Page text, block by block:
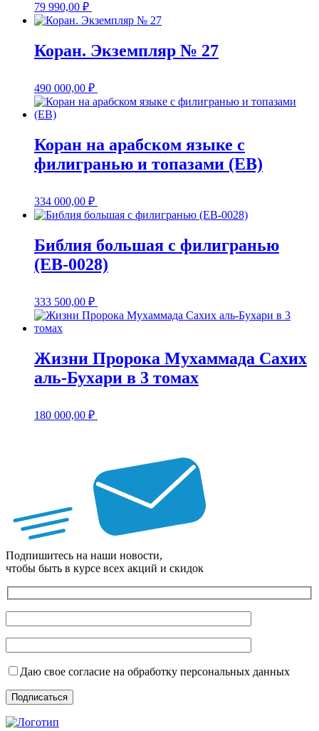
79 990,00 ₽
Коран. Экземпляр № 27
490 000,00 ₽
Коран на арабском языке с
филигранью и топазами (EB)
334 000,00 ₽
Библия большая с филигранью
(EB-0028)
333 500,00 ₽
Жизни Пророка Мухаммада Сахих
аль-Бухари в 3 томах
180 000,00 ₽
Подпишитесь на наши новости,
чтобы быть в курсе всех акций и скидок
Даю свое согласие на обработку персональных данных